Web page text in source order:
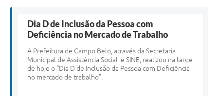
Dia D de Inclusão da Pessoa com
Deficiência no Mercado de Trabalho
A Prefeitura de Campo Belo, através da Secretaria
Municipal de Assistência Social e SINE, realizou na tarde
de hoje o “Dia D de Inclusão da Pessoa com Deficiência
no mercado de trabalho”.